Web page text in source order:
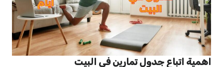
اهمية اتباع جدول تمارين في البيت